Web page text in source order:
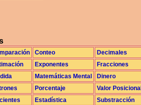
Conteo
Decimales
Exponentes
Fracciones
Matemáticas Mental
Dinero
Porcentaje
Valor Posicional
Estadística Substracción